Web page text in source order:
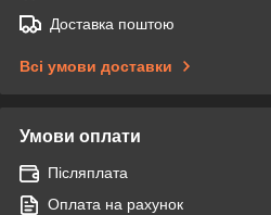
Доставка поштою
Всі умови доставки
Умови оплати
Післяплата
Оплата на рахунок